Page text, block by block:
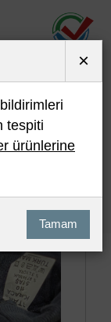
×
tespiti
ürünlerine
Tamam